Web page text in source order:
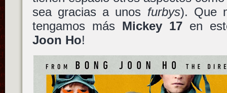
sea gracias a unos furbys). Que
tengamos más Mickey 17en
Joon Ho!